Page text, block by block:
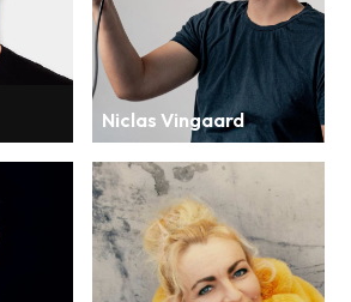
Niclas Vingaard